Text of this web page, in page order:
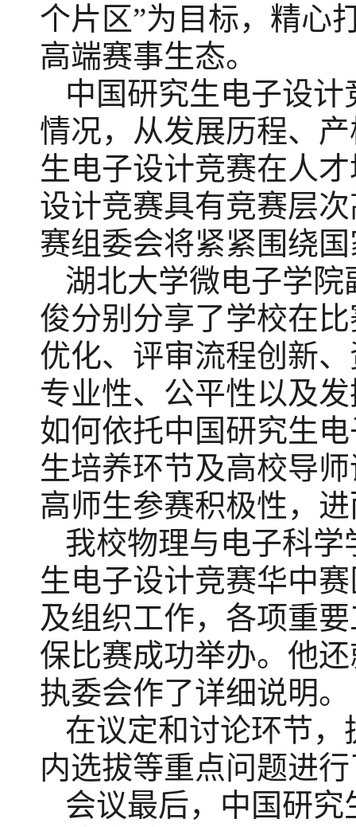
个片区”为目标，精心
高端赛事生态。
中国研究生电子设
情况，从发展历程、
生电子设计竞赛在人
设计竞赛具有竞赛层
赛组委会将紧紧围绕
湖北大学微电子学
俊分别分享了学校在
优化、评审流程创新
专业性、公平性以及
如何依托中国研究生
生培养环节及高校导
高师生参赛积极性，
我校物理与电子科
生电子设计竞赛华中
及组织工作，各项重
保比赛成功举办。他
执委会作了详细说明。
在议定和讨论环节
内选拔等重点问题进
会议最后，中国研